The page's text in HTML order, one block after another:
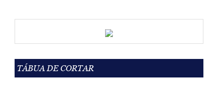
TÁBUA DE CORTAR